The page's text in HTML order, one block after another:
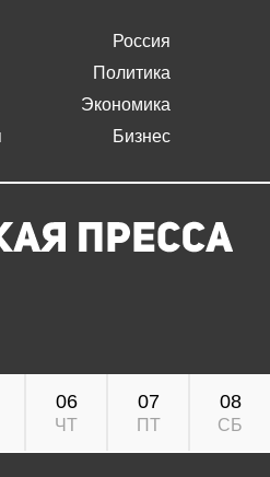
Россия
Политика
Экономика
Бизнес
06
ЧТ
07
ПТ
08
СБ